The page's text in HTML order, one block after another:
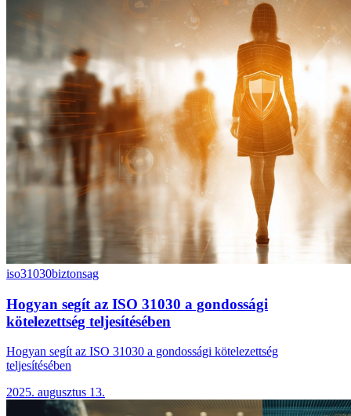
iso31030biztonsag
Hogyan segít az ISO 31030 a gondossági
kötelezettség teljesítésében
Hogyan segít az ISO 31030 a gondossági kötelezettség
teljesítésében
2025. augusztus 13.